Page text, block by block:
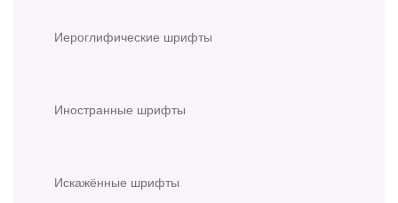
Иероглифические шрифты
Иностранные шрифты
Искажённые шрифты